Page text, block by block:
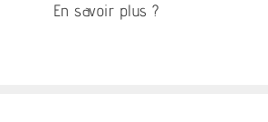
En savoir plus ?